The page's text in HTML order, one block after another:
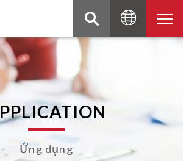
PPLICATION
Ứng dụng